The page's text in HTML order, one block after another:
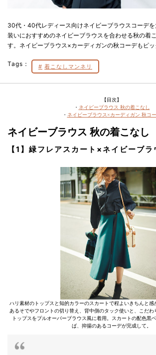
30代・40代レディース向けネイビーブラウスコーデ
装いにおすすめのネイビーブラウスを合わせる秋の着
す。ネイビーブラウス×カーディガンの秋コーデもピッ
Tags： 着こなしマンネリ
【目次】
・ ネイビーブラウス 秋の着こなし
・ ネイビーブラウス×カーディガン 秋コ
ネイビーブラウス 秋の着こなし
【1】緑フレアスカート×ネイビーブラ
ハリ素材のトップスと知的カラーのスカートで程よいきちんと
あるそでやフロントの切り替え、背中側のタック使いと、こだわ
トップスをプルオーバーブラウス風に着用。スカートの配色黒
ば、抑揚のあるコーデが完成して。